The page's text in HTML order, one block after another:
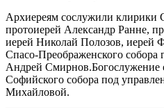
Архиереям сослужили клирики
протоиерей Александр Ранне,
иерей Николай Полозов, иерей
Спасо-Преображенского собора
Андрей Смирнов.Богослужение
Софийского собора под
Михайловой.